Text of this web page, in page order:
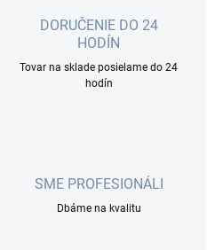
DORUČENIE DO 24
HODÍN
Tovar na sklade posielame do 24
hodín
SME PROFESIONÁLI
Dbáme na kvalitu